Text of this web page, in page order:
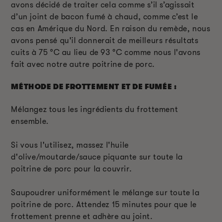
avons décidé de traiter cela comme s’il s’agissait
d’un joint de bacon fumé à chaud, comme c’est le
cas en Amérique du Nord. En raison du remède, nous
avons pensé qu'il donnerait de meilleurs résultats
cuits à 75 °C au lieu de 93 °C comme nous l'avons
fait avec notre autre poitrine de porc.
MÉTHODE DE FROTTEMENT ET DE FUMÉE :
Mélangez tous les ingrédients du frottement
ensemble.
Si vous l'utilisez, massez l'huile
d'olive/moutarde/sauce piquante sur toute la
poitrine de porc pour la couvrir.
Saupoudrer uniformément le mélange sur toute la
poitrine de porc. Attendez 15 minutes pour que le
frottement prenne et adhère au joint.